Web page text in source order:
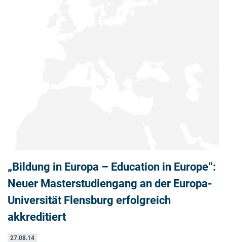
„Bildung in Europa – Education in Europe“:
Neuer Masterstudiengang an der Europa-
Universität Flensburg erfolgreich
akkreditiert
27.08.14